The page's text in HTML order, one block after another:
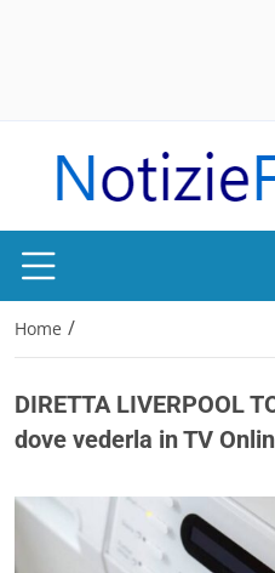
Home /
DIRETTA LIVERPOOL
dove vederla in TV